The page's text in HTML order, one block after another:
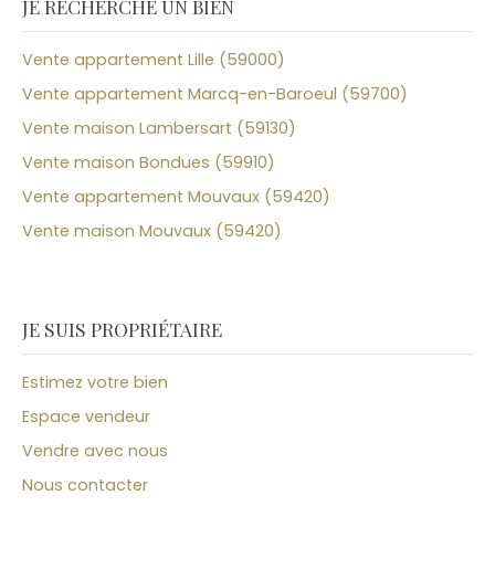
JE RECHERCHE UN BIEN
Vente appartement Lille (59000)
Vente appartement Marcq-en-Baroeul (59700)
Vente maison Lambersart (59130)
Vente maison Bondues (59910)
Vente appartement Mouvaux (59420)
Vente maison Mouvaux (59420)
JE SUIS PROPRIÉTAIRE
Estimez votre bien
Espace vendeur
Vendre avec nous
Nous contacter